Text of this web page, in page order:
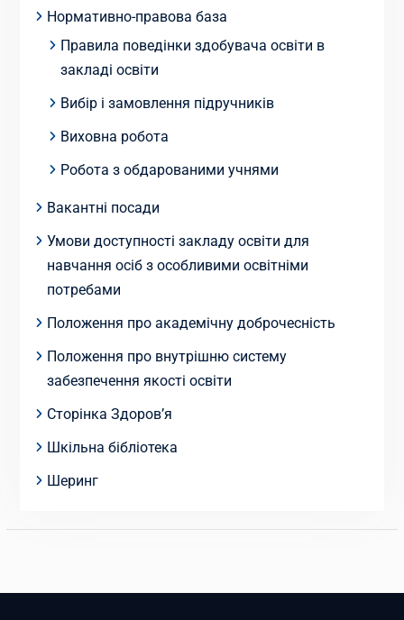
Нормативно-правова база
Правила поведінки здобувача освіти в
закладі освіти
Вибір і замовлення підручників
Виховна робота
Робота з обдарованими учнями
Вакантні посади
Умови доступності закладу освіти для
навчання осіб з особливими освітніми
потребами
Положення про академічну доброчесність
Положення про внутрішню систему
забезпечення якості освіти
Сторінка Здоров’я
Шкільна бібліотека
Шеринг